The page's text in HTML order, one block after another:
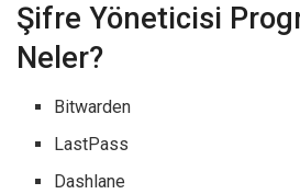
Şifre Yöneticisi
Neler?
Bitwarden
LastPass
Dashlane